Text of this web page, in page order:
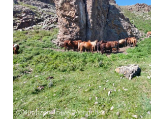
3月 12, 2024 admin